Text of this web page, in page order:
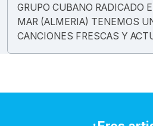
GRUPO CUBANO RADICADO
MAR (ALMERIA) TENEMOS
CANCIONES FRESCAS Y